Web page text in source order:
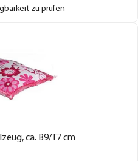
zu prüfen
ca. B9/T7 cm